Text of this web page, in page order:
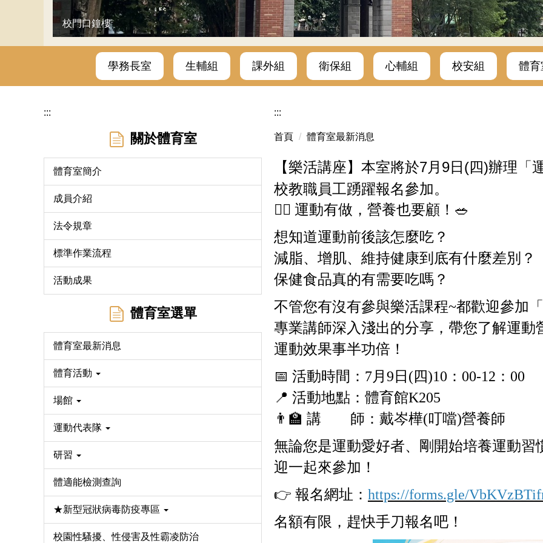
校門口鐘樓
學務長室 生輔組 課外組 衛保組 心輔組 校安組 體育
:::
關於體育室
體育室簡介
成員介紹
法令規章
標準作業流程
活動成果
體育室選單
體育室最新消息
體育活動
場館
運動代表隊
研習
體適能檢測查詢
★新型冠狀病毒防疫專區
校園性騷擾、性侵害及性霸凌防治
:::
首頁 體育室最新消息
【樂活講座】本室將於7月9日(四)辦理
校教職員工踴躍報名參加。
🏃‍♀️ 運動有做，營養也要顧！🥗
想知道運動前後該怎麼吃？
減脂、增肌、維持健康到底有什麼差別？
保健食品真的有需要吃嗎？
不管您有沒有參與樂活課程~都歡迎參加
專業講師深入淺出的分享，帶您了解運
運動效果事半功倍！
📅 活動時間：7月9日(四)10：00-12：00
📍 活動地點：體育館K205
👨‍🏫 講 師：戴岑樺(叮噹)營養師
無論您是運動愛好者、剛開始培養運動
迎一起來參加！
👉 報名網址： https://forms.gle/
名額有限，趕快手刀報名吧！